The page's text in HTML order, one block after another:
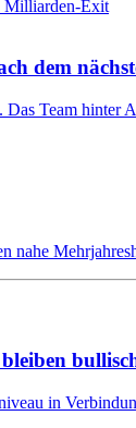
dem
Team hinter
in